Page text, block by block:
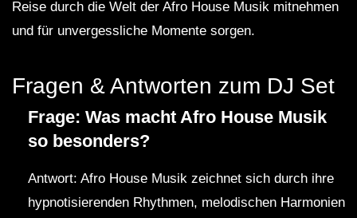
Reise durch die Welt der Afro House Musik mitnehmen
und für unvergessliche Momente sorgen.
Fragen & Antworten zum DJ Set
Frage: Was macht Afro House Musik
so besonders?
Antwort: Afro House Musik zeichnet sich durch ihre
hypnotisierenden Rhythmen, melodischen Harmonien